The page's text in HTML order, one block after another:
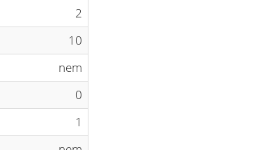
2
10
nem
0
1